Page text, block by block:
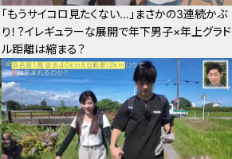
「もうサイコロ見たくない…」まさかの3連続かぶ
り！？イレギュラーな展開で年下男子×年上グラド
ル距離は縮まる？